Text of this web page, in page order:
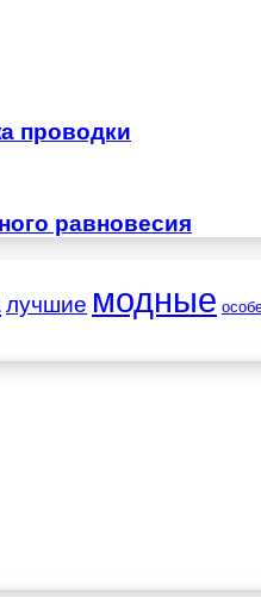
проводки
равновесия
лучшие модные